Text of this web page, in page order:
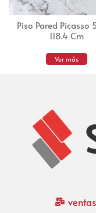
Piso Pared Picasso
118.4 Cm
Ver más